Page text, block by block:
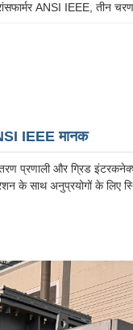
ANSI IEEE , तीन
IEEE मानक
प्रणाली और ग्रिड
के साथ अनुप्रयोगों के लिए